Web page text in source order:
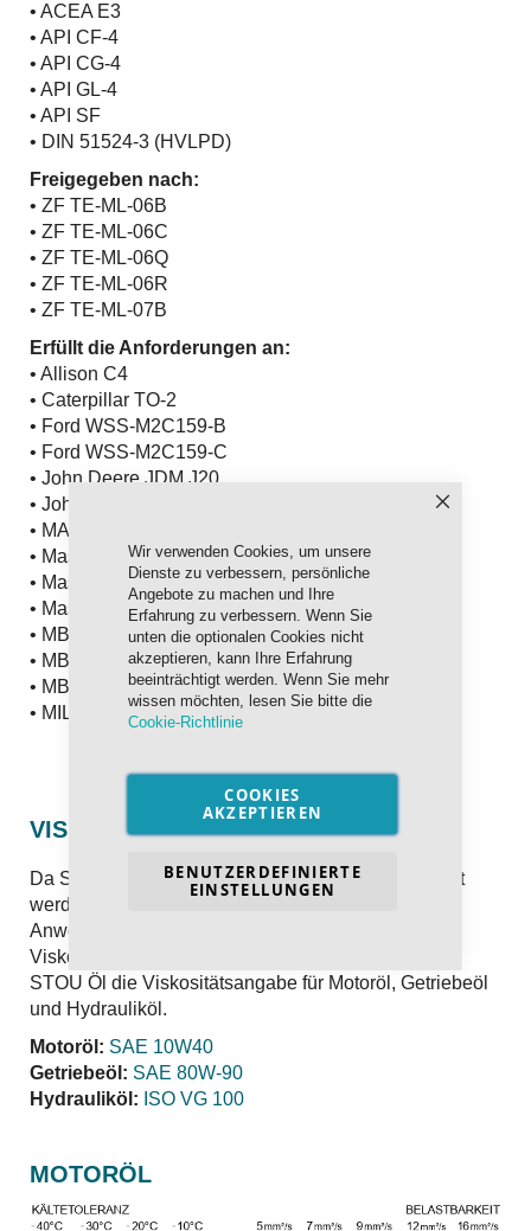
Wir verwenden Cookies, um unsere
Dienste zu verbessern, persönliche
Angebote zu machen und Ihre
Erfahrung zu verbessern. Wenn Sie
unten die optionalen Cookies nicht
akzeptieren, kann Ihre Erfahrung
beeinträchtigt werden. Wenn Sie mehr
wissen möchten, lesen Sie bitte die
Cookie-Richtlinie
COOKIES
AKZEPTIEREN
BENUTZERDEFINIERTE
EINSTELLUNGEN
• ACEA E3
• API CF-4
• API CG-4
• API GL-4
• API SF
• DIN 51524-3 (HVLPD)
Freigegeben nach:
• ZF TE-ML-06B
• ZF TE-ML-06C
• ZF TE-ML-06Q
• ZF TE-ML-06R
• ZF TE-ML-07B
Erfüllt die Anforderungen an:
• Allison C4
• Caterpillar TO-2
• Ford WSS-M2C159-B
• Ford WSS-M2C159-C
• John Deere JDM J20
• John Deere JDM J27C
• MAN 271
• Massey Ferguson M 1139
• Massey Ferguson M 1144
• Massey Ferguson M 1145
• MB 227.1
• MB 228.1
• MB 228.3
• MIL-L-2104D
VISKOSITÄT BEI STOU ÖL
Da STOU Öle für verschiedene Bereiche verwendet
werden können, wird zu jedem möglichen
Anwendungsbereich die jeweilige individuelle
Viskosität angegeben. Daher finden Sie bei einem
STOU Öl die Viskositätsangabe für Motoröl, Getriebeöl
und Hydrauliköl.
Motoröl: SAE 10W40
Getriebeöl: SAE 80W-90
Hydrauliköl: ISO VG 100
MOTORÖL